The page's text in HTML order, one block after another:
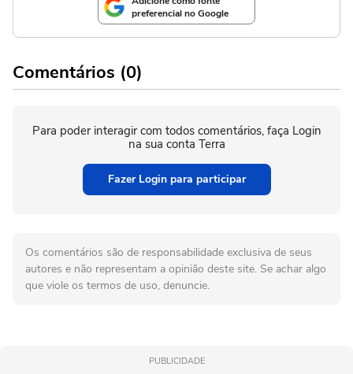
preferencial no Google
Comentários (0)
Para poder interagir com todos comentários, faça Login
na sua conta Terra
Fazer Login para participar
Os comentários são de responsabilidade exclusiva de seus
autores e não representam a opinião deste site. Se achar algo
que viole os termos de uso, denuncie.
PUBLICIDADE